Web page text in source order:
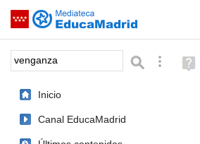
Saltar navegación
Palabra o frase: BúsquedaAyuda
(en
Inicio
Canal EducaMadrid